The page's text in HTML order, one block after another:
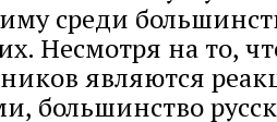
среди
Несмотря на то,
являются
большинство